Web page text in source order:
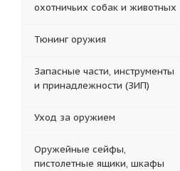
охотничьих собак и животных
Тюнинг оружия
Запасные части, инструменты
и принадлежности (ЗИП)
Уход за оружием
Оружейные сейфы,
пистолетные ящики, шкафы